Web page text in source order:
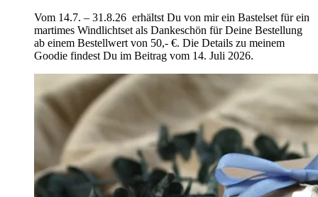
Vom 14.7. – 31.8.26 erhältst Du von mir ein Bastelset für ein
martimes Windlichtset als Dankeschön für Deine Bestellung
ab einem Bestellwert von 50,- €. Die Details zu meinem
Goodie findest Du im Beitrag vom 14. Juli 2026.